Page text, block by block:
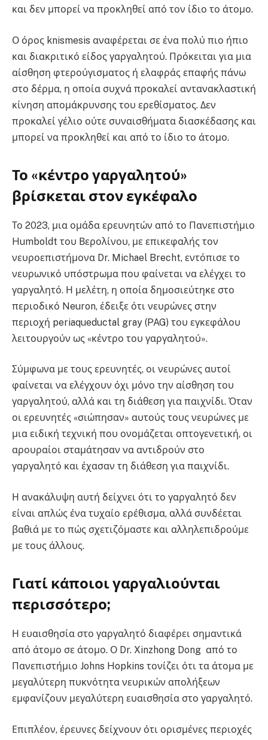
και δεν μπορεί να προκληθεί από τον ίδιο το άτομο.
Ο όρος knismesis αναφέρεται σε ένα πολύ πιο ήπιο
και διακριτικό είδος γαργαλητού. Πρόκειται για μια
αίσθηση φτερούγισματος ή ελαφράς επαφής πάνω
στο δέρμα, η οποία συχνά προκαλεί αντανακλαστική
κίνηση απομάκρυνσης του ερεθίσματος. Δεν
προκαλεί γέλιο ούτε συναισθήματα διασκέδασης και
μπορεί να προκληθεί και από το ίδιο το άτομο.
Το «κέντρο γαργαλητού»
βρίσκεται στον εγκέφαλο
Το 2023, μια ομάδα ερευνητών από το Πανεπιστήμιο
Humboldt του Βερολίνου, με επικεφαλής τον
νευροεπιστήμονα Dr. Michael Brecht, εντόπισε το
νευρωνικό υπόστρωμα που φαίνεται να ελέγχει το
γαργαλητό. Η μελέτη, η οποία δημοσιεύτηκε στο
περιοδικό Neuron, έδειξε ότι νευρώνες στην
περιοχή periaqueductal gray (PAG) του εγκεφάλου
λειτουργούν ως «κέντρο του γαργαλητού».
Σύμφωνα με τους ερευνητές, οι νευρώνες αυτοί
φαίνεται να ελέγχουν όχι μόνο την αίσθηση του
γαργαλητού, αλλά και τη διάθεση για παιχνίδι. Όταν
οι ερευνητές «σιώπησαν» αυτούς τους νευρώνες με
μια ειδική τεχνική που ονομάζεται οπτογενετική, οι
αρουραίοι σταμάτησαν να αντιδρούν στο
γαργαλητό και έχασαν τη διάθεση για παιχνίδι.
Η ανακάλυψη αυτή δείχνει ότι το γαργαλητό δεν
είναι απλώς ένα τυχαίο ερέθισμα, αλλά συνδέεται
βαθιά με το πώς σχετιζόμαστε και αλληλεπιδρούμε
με τους άλλους.
Γιατί κάποιοι γαργαλιούνται
περισσότερο;
Η ευαισθησία στο γαργαλητό διαφέρει σημαντικά
από άτομο σε άτομο. Ο Dr. Xinzhong Dong από το
Πανεπιστήμιο Johns Hopkins τονίζει ότι τα άτομα με
μεγαλύτερη πυκνότητα νευρικών απολήξεων
εμφανίζουν μεγαλύτερη ευαισθησία στο γαργαλητό.
Επιπλέον, έρευνες δείχνουν ότι ορισμένες περιοχές